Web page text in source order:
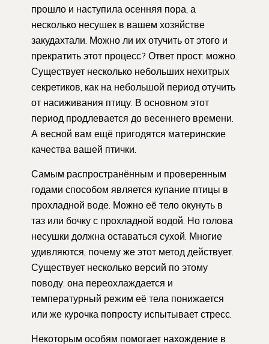
прошло и наступила осенняя пора, а
несколько несушек в вашем хозяйстве
закудахтали. Можно ли их отучить от этого и
прекратить этот процесс? Ответ прост: можно.
Существует несколько небольших нехитрых
секретиков, как на небольшой период отучить
от насиживания птицу. В основном этот
период продлевается до весеннего времени.
А весной вам ещё пригодятся материнские
качества вашей птички.
Самым распространённым и проверенным
годами способом является купание птицы в
прохладной воде. Можно её тело окунуть в
таз или бочку с прохладной водой. Но голова
несушки должна оставаться сухой. Многие
удивляются, почему же этот метод действует.
Существует несколько версий по этому
поводу: она переохлаждается и
температурный режим её тела понижается
или же курочка попросту испытывает стресс.
Некоторым особям помогает нахождение в